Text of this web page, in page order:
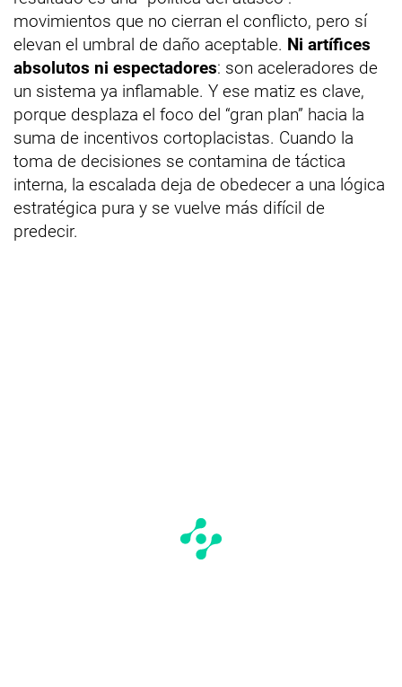
movimientos que no cierran el conflicto, pero sí
elevan el umbral de daño aceptable. Ni artífices
absolutos ni espectadores: son aceleradores de
un sistema ya inflamable. Y ese matiz es clave,
porque desplaza el foco del “gran plan” hacia la
suma de incentivos cortoplacistas. Cuando la
toma de decisiones se contamina de táctica
interna, la escalada deja de obedecer a una lógica
estratégica pura y se vuelve más difícil de
predecir.